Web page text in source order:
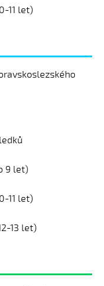
11 let)
9 let)
11 let)
13 let)